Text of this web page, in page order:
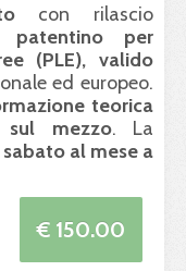
con rilascio
patentino per
(PLE), valido
ed europeo.
teorica
mezzo. La
sabato al mese a
€ 150.00